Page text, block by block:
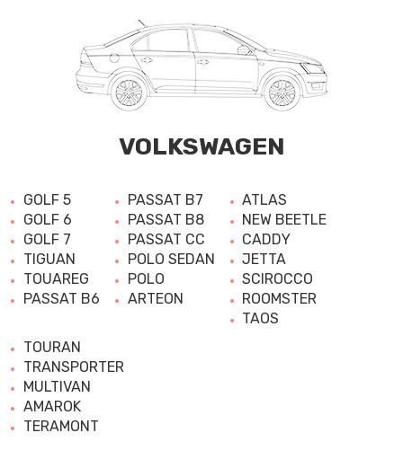
VOLKSWAGEN
GOLF 5
GOLF 6
GOLF 7
TIGUAN
TOUAREG
PASSAT B6
PASSAT B7
PASSAT B8
PASSAT CC
POLO SEDAN
POLO
ARTEON
ATLAS
NEW BEETLE
CADDY
JETTA
SCIROCCO
ROOMSTER
TAOS
TOURAN
TRANSPORTER
MULTIVAN
AMAROK
TERAMONT